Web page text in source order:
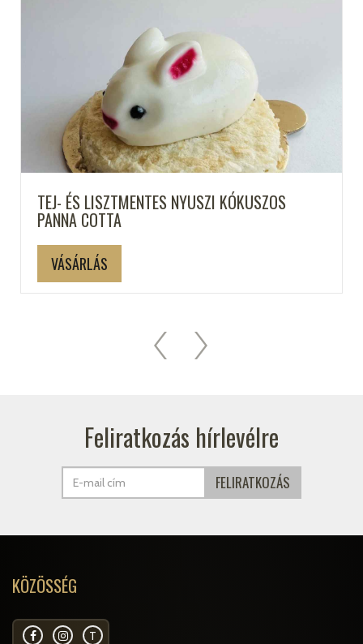
TEJ- ÉS LISZTMENTES NYUSZI KÓKUSZOS
PANNA COTTA
VÁSÁRLÁS
Feliratkozás hírlevélre
KÖZÖSSÉG
T